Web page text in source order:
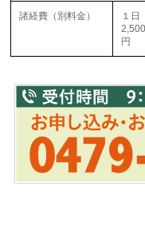
諸経費（別料金）
１日
2,500
円